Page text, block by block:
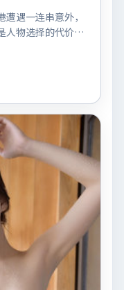
遇一连串意外，
人物选择的代价